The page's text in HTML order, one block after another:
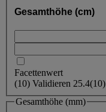
Gesamthöhe (cm)
Facettenwert
(10) Validieren 25.4(10)
Gesamthöhe (mm)